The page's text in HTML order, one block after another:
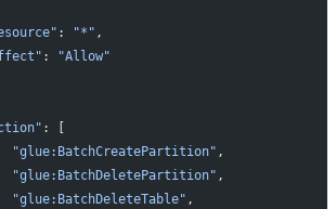
: "*" ,
:
"Allow"
: [
"glue:BatchCreatePartition"
,
"glue:BatchDeletePartition"
,
"glue:BatchDeleteTable"
,